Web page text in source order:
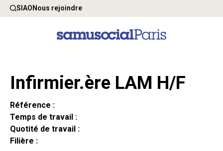
SIAONous rejoindre
Infirmier.ère LAM H/F
Référence :
Temps de travail :
Quotité de travail :
Filière :